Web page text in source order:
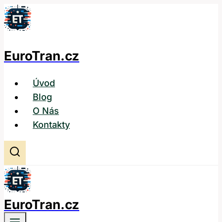
Přeskočit
na
EuroTran.cz
Úvod
Blog
O Nás
Kontakty
EuroTran.cz